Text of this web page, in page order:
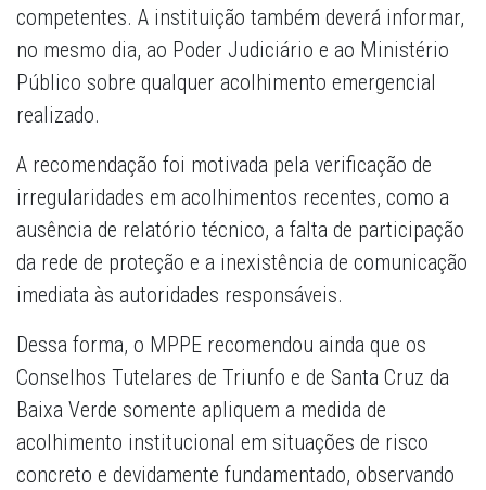
competentes. A instituição também deverá informar,
no mesmo dia, ao Poder Judiciário e ao Ministério
Público sobre qualquer acolhimento emergencial
realizado.
A recomendação foi motivada pela verificação de
irregularidades em acolhimentos recentes, como a
ausência de relatório técnico, a falta de participação
da rede de proteção e a inexistência de comunicação
imediata às autoridades responsáveis.
Dessa forma, o MPPE recomendou ainda que os
Conselhos Tutelares de Triunfo e de Santa Cruz da
Baixa Verde somente apliquem a medida de
acolhimento institucional em situações de risco
concreto e devidamente fundamentado, observando